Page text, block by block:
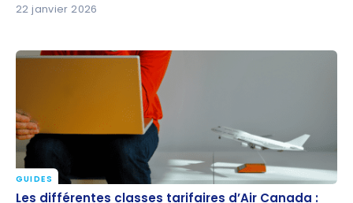
22 janvier 2026
Les différentes classes tarifaires d’Air Canada :
GUIDES
Les différentes classes tarifaires d’Air Canada :